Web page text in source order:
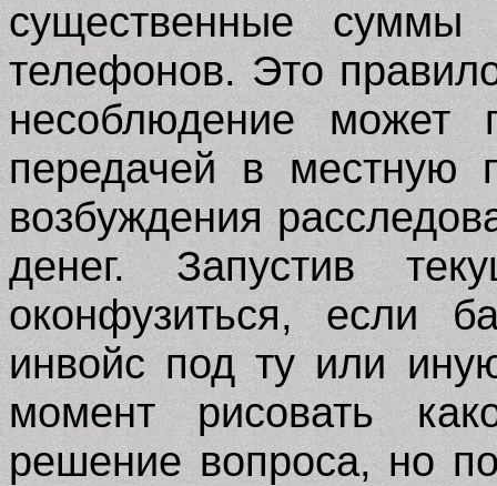
существенные суммы
телефонов. Это
несоблюдение может
передачей в местную
возбуждения
денег. Запустив
оконфузиться, если
инвойс под ту или
момент рисовать
решение вопроса, но